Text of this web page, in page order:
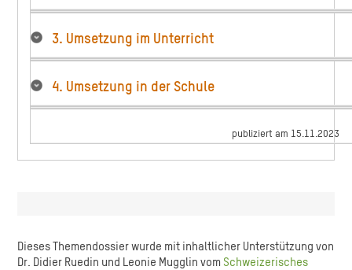
3. Umsetzung im Unterricht
4. Umsetzung in der Schule
publiziert am 15.11.2023
Dieses Themendossier wurde mit inhaltlicher Unterstützung von
Dr. Didier Ruedin und Leonie Mugglin vomSchweizerisches